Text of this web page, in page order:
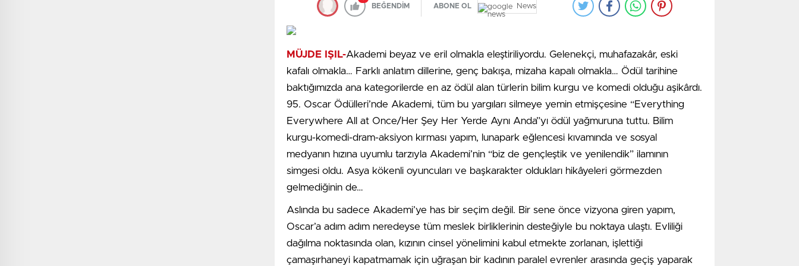
Okuyanları duygulandıran notta ise şu ifadeler yer aldı:
Çocuklar; Derslerinize çok çalışıp vatanımıza, milletimize yararlı bireyler olun.
Öğretmenlerinizin sözünü iyi dinleyin. Onları örnek alın. Bizim size çok ihtiyacımız var. Bunun
farkındalığı ile ahlaklı, çalışkan, iyi kalpli, yardımsever, dürüst insanlar olmaya gayret gösterin.
Ne zaman ihtiyacınız olursa biz hep sizin yanınızdayız. Unutmayın!
BEĞENDİM ABONE OL News
MÜJDE IŞIL-Akademi beyaz ve eril olmakla eleştiriliyordu. Gelenekçi, muhafazakâr, eski
kafalı olmakla… Farklı anlatım dillerine, genç bakışa, mizaha kapalı olmakla… Ödül tarihine
baktığımızda ana kategorilerde en az ödül alan türlerin bilim kurgu ve komedi olduğu aşikârdı.
95. Oscar Ödülleri’nde Akademi, tüm bu yargıları silmeye yemin etmişçesine “Everything
Everywhere All at Once/Her Şey Her Yerde Aynı Anda”yı ödül yağmuruna tuttu. Bilim
kurgu-komedi-dram-aksiyon kırması yapım, lunapark eğlencesi kıvamında ve sosyal
medyanın hızına uyumlu tarzıyla Akademi’nin “biz de gençleştik ve yenilendik” ilamının
simgesi oldu. Asya kökenli oyuncuları ve başkarakter oldukları hikâyeleri görmezden
gelmediğinin de…
Aslında bu sadece Akademi’ye has bir seçim değil. Bir sene önce vizyona giren yapım,
Oscar’a adım adım neredeyse tüm meslek birliklerinin desteğiyle bu noktaya ulaştı. Evliliği
dağılma noktasında olan, kızının cinsel yönelimini kabul etmekte zorlanan, işlettiği
çamaşırhaneyi kapatmamak için uğraşan bir kadının paralel evrenler arasında geçiş yaparak